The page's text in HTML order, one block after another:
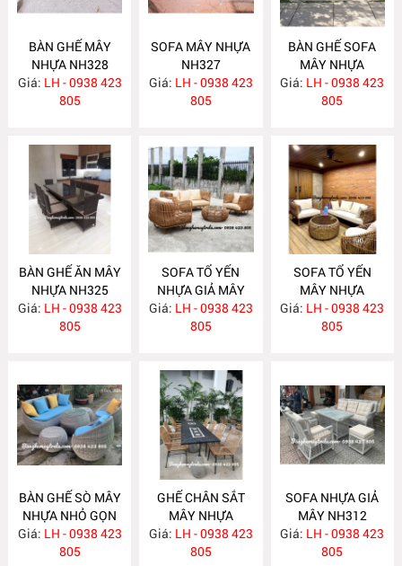
BÀN GHẾ MÂY
NHỰA NH328
Giá: LH - 0938 423
805
SOFA MÂY NHỰA
NH327
Giá: LH - 0938 423
805
BÀN GHẾ SOFA
MÂY NHỰA
NH326
Giá: LH - 0938 423
805
BÀN GHẾ ĂN MÂY
NHỰA NH325
Giá: LH - 0938 423
805
SOFA TỔ YẾN
NHỰA GIẢ MÂY
NH321
Giá: LH - 0938 423
805
SOFA TỔ YẾN
MÂY NHỰA
NH315
Giá: LH - 0938 423
805
BÀN GHẾ SÒ MÂY
NHỰA NHỎ GỌN
NH314
Giá: LH - 0938 423
805
GHẾ CHÂN SẮT
MÂY NHỰA
NH313
Giá: LH - 0938 423
805
SOFA NHỰA GIẢ
MÂY NH312
Giá: LH - 0938 423
805